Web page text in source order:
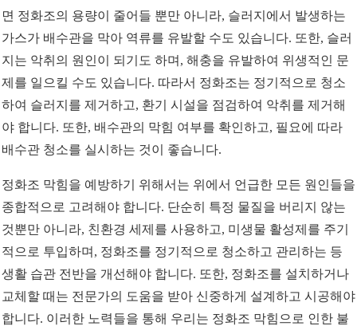
면 정화조의 용량이 줄어들 뿐만 아니라, 슬러지에서 발생하는
가스가 배수관을 막아 역류를 유발할 수도 있습니다. 또한, 슬러
지는 악취의 원인이 되기도 하며, 해충을 유발하여 위생적인 문
제를 일으킬 수도 있습니다. 따라서 정화조는 정기적으로 청소
하여 슬러지를 제거하고, 환기 시설을 점검하여 악취를 제거해
야 합니다. 또한, 배수관의 막힘 여부를 확인하고, 필요에 따라
배수관 청소를 실시하는 것이 좋습니다.
정화조 막힘을 예방하기 위해서는 위에서 언급한 모든 원인들을
종합적으로 고려해야 합니다. 단순히 특정 물질을 버리지 않는
것뿐만 아니라, 친환경 세제를 사용하고, 미생물 활성제를 주기
적으로 투입하며, 정화조를 정기적으로 청소하고 관리하는 등
생활 습관 전반을 개선해야 합니다. 또한, 정화조를 설치하거나
교체할 때는 전문가의 도움을 받아 신중하게 설계하고 시공해야
합니다. 이러한 노력들을 통해 우리는 정화조 막힘으로 인한 불